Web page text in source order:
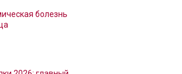
болезнь